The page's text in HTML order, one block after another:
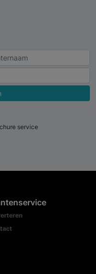
service